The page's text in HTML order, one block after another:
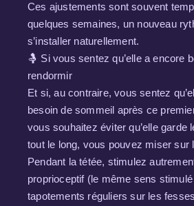
Ces ajustements sont souvent
quelques semaines, un nouveau
s’installer naturellement.
🤱 Si vous sentez qu’elle a encore
rendormir
Et si, au contraire, vous sentez
besoin de sommeil après ce
vous souhaitez éviter qu’elle garde
tout le long, vous pouvez miser sur
Pendant la tétée, stimulez
proprioceptif (le même sens
tapotements réguliers sur les